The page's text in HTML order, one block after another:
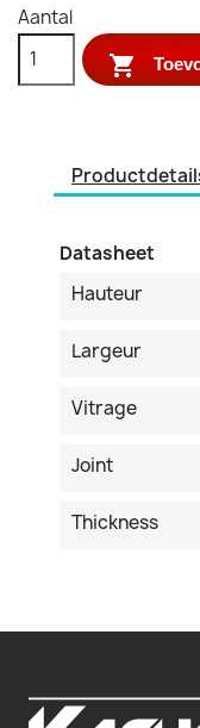
Aantal

Datasheet
Hauteur
Largeur
Vitrage
Joint
Thickness